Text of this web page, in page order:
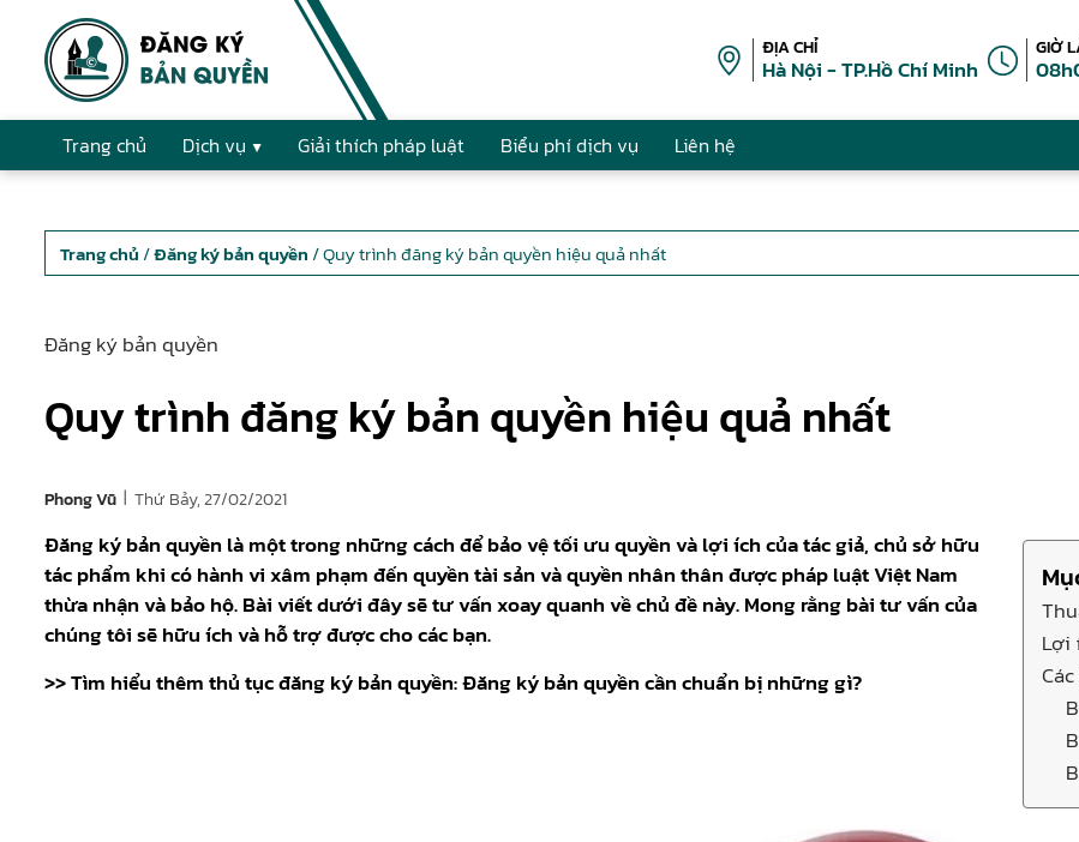
ĐỊA CHỈ
Hà Nội - TP.Hồ Chí Minh
GIỜ
Trang chủ Dịch vụ Giải thích pháp luật Biểu phí dịch vụ Liên hệ
Trang chủ /Đăng ký bản quyền / Quy trình đăng ký bản quyền hiệu quả nhất
Đăng ký bản quyền
Quy trình đăng ký bản quyền hiệu quả nhất
Phong Vũ | Thứ Bảy, 27/02/2021
Lợi
Đăng ký bản quyền là một trong những cách để bảo vệ tối ưu quyền và lợi ích của tác giả, chủ sở hữu
tác phẩm khi có hành vi xâm phạm đến quyền tài sản và quyền nhân thân được pháp luật Việt Nam
thừa nhận và bảo hộ. Bài viết dưới đây sẽ tư vấn xoay quanh về chủ đề này. Mong rằng bài tư vấn của
chúng tôi sẽ hữu ích và hỗ trợ được cho các bạn.
>> Tìm hiểu thêm thủ tục đăng ký bản quyền:Đăng ký bản quyềncần chuẩn bị những gì?